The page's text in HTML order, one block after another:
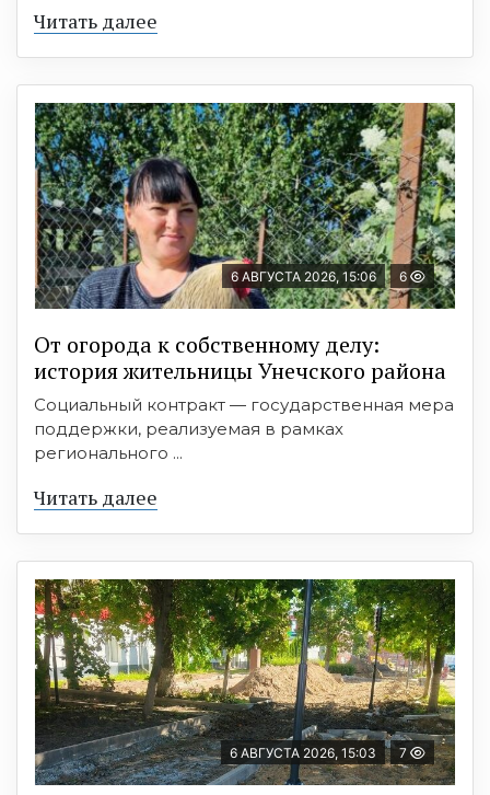
Читать далее
6 АВГУСТА 2026, 15:06 6
От огорода к собственному делу:
история жительницы Унечского района
Социальный контракт — государственная мера
поддержки, реализуемая в рамках
регионального ...
Читать далее
6 АВГУСТА 2026, 15:03 7